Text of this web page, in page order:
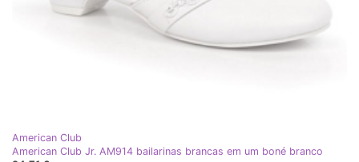
American Club
American Club Jr. AM914 bailarinas brancas em um boné branco